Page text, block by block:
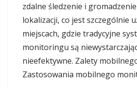
zdalne śledzenie i
lokalizacji, co jest szczególnie
miejscach, gdzie tradycyjne
monitoringu są
nieefektywne. Zalety
Zastosowania mobilnego